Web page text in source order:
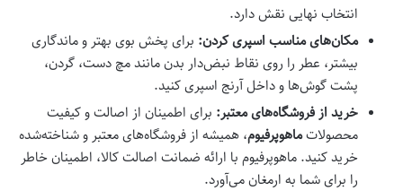
انتخاب نهایی نقش دارد.
مکان‌های مناسب اسپری کردن: برای پخش بوی بهتر و ماندگاری
بیشتر، عطر را روی نقاط نبض‌دار بدن مانند مچ دست، گردن،
پشت گوش‌ها و داخل آرنج اسپری کنید.
خرید از فروشگاه‌های معتبر: برای اطمینان از اصالت و کیفیت
محصولاتماهوپرفیوم، همیشه از فروشگاه‌های معتبر و شناخته‌شده
خرید کنید. ماهوپرفیوم با ارائه ضمانت اصالت کالا، اطمینان خاطر
را برای شما به ارمغان می‌آورد.